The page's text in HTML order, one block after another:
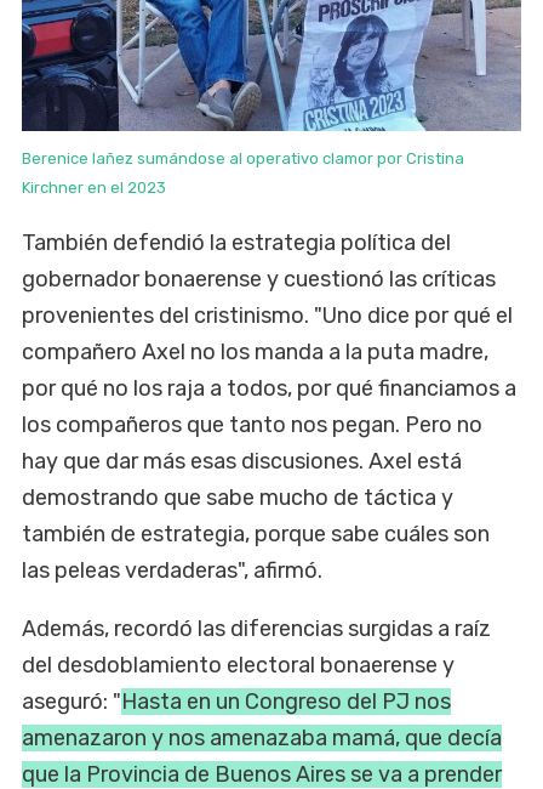
Berenice Iañez sumándose al operativo clamor por Cristina
Kirchner en el 2023
También defendió la estrategia política del
gobernador bonaerense y cuestionó las críticas
provenientes del cristinismo. "Uno dice por qué el
compañero Axel no los manda a la puta madre,
por qué no los raja a todos, por qué financiamos a
los compañeros que tanto nos pegan. Pero no
hay que dar más esas discusiones. Axel está
demostrando que sabe mucho de táctica y
también de estrategia, porque sabe cuáles son
las peleas verdaderas", afirmó.
Además, recordó las diferencias surgidas a raíz
del desdoblamiento electoral bonaerense y
aseguró: "Hasta en un Congreso del PJ nos
amenazaron y nos amenazaba mamá, que decía
que la Provincia de Buenos Aires se va a prender